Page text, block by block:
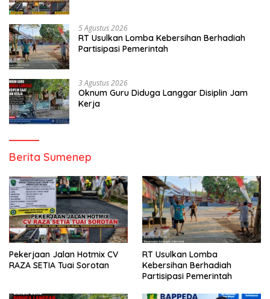
5 Agustus 2026
RT Usulkan Lomba Kebersihan Berhadiah
Partisipasi Pemerintah
3 Agustus 2026
Oknum Guru Diduga Langgar Disiplin Jam
Kerja
Berita Sumenep
Pekerjaan Jalan Hotmix CV
RAZA SETIA Tuai Sorotan
RT Usulkan Lomba
Kebersihan Berhadiah
Partisipasi Pemerintah